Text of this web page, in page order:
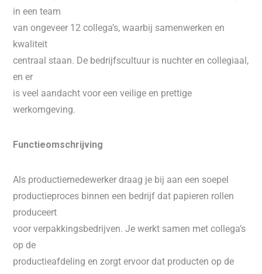
in een team
van ongeveer 12 collega’s, waarbij samenwerken en
kwaliteit
centraal staan. De bedrijfscultuur is nuchter en collegiaal,
en er
is veel aandacht voor een veilige en prettige
werkomgeving.
Functieomschrijving
Als productiemedewerker draag je bij aan een soepel
productieproces binnen een bedrijf dat papieren rollen
produceert
voor verpakkingsbedrijven. Je werkt samen met collega’s
op de
productieafdeling en zorgt ervoor dat producten op de